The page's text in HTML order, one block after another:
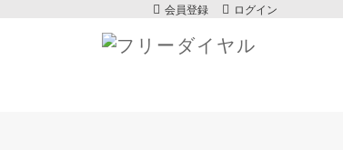
会員登録 ログイン